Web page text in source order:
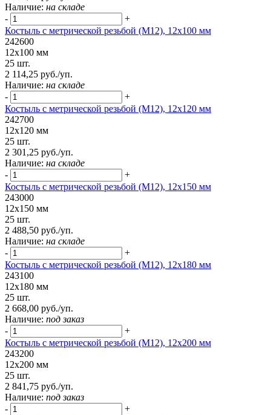
Наличие: на складе
-
+
Костыль с метрической резьбой (М12), 12х100 мм
242600
12х100 мм
25 шт.
2 114,25 руб./уп.
Наличие: на складе
-
+
Костыль с метрической резьбой (М12), 12х120 мм
242700
12х120 мм
25 шт.
2 301,25 руб./уп.
Наличие: на складе
-
+
Костыль с метрической резьбой (М12), 12х150 мм
243000
12х150 мм
25 шт.
2 488,50 руб./уп.
Наличие: на складе
-
+
Костыль с метрической резьбой (М12), 12х180 мм
243100
12х180 мм
25 шт.
2 668,00 руб./уп.
Наличие: под заказ
-
+
Костыль с метрической резьбой (М12), 12х200 мм
243200
12х200 мм
25 шт.
2 841,75 руб./уп.
Наличие: под заказ
-
+